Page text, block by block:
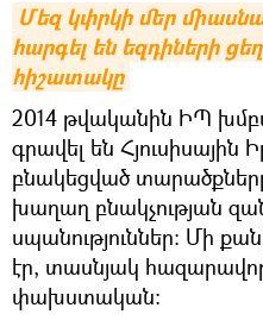
Մեզ կփրկի մեր
հարգել են եզդիների
հիշատակը
2014 թվականին ԻՊ
գրավել են Հյուսիսային
բնակեցված
խաղաղ բնակչության
սպանություններ: Մի
էր, տասնյակ
փախստական։